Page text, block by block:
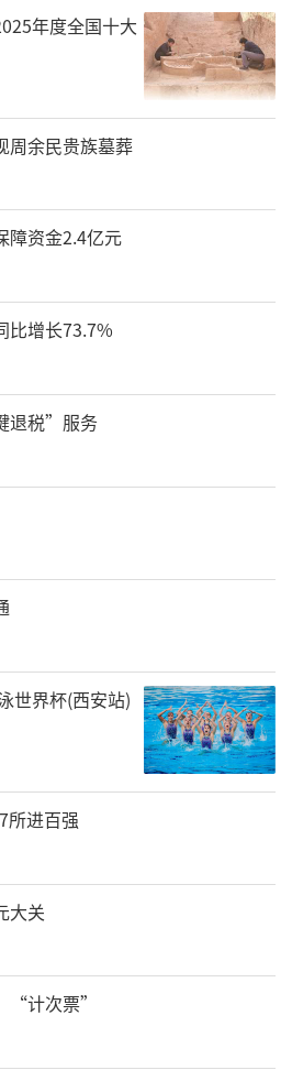
开通武当山至神农架直通
州等多地也同步推出针对
了全省联动、全面迎客的
年度全国十大
周余民贵族墓葬
障资金2.4亿元
比增长73.7%
退税”服务
世界杯(西安站)
所进百强
大关
计次票”